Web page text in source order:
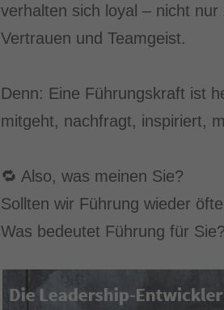
verhalten sich loyal – nicht
Vertrauen und Teamgeist.
Denn: Eine Führungskraft ist
mitgeht, nachfragt, inspiriert,
🔁 Also, was meinen Sie?
Sollten wir Führung wieder
Was bedeutet Führung für Sie?